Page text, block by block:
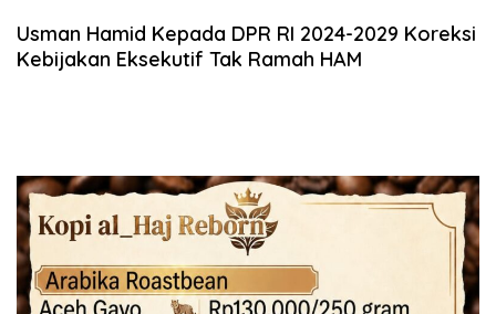
Usman Hamid Kepada DPR RI 2024-2029 Koreksi
Kebijakan Eksekutif Tak Ramah HAM